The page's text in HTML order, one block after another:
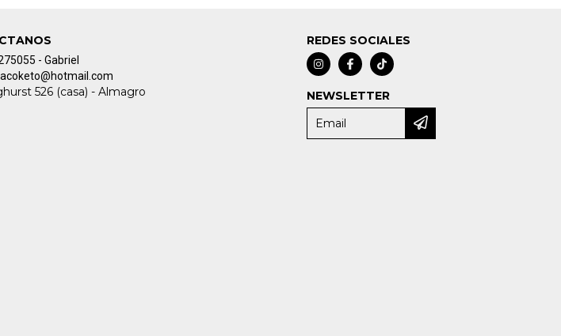
- Gabriel
526 (casa) - Almagro
REDES SOCIALES
NEWSLETTER